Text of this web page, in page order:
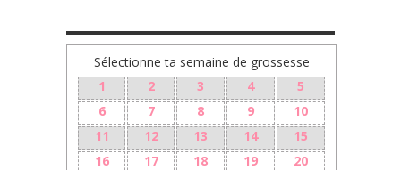
Sélectionne ta semaine de grossesse
1
2 3 4
5
6
7 8 9
10
11
12 13 14
15
16
17 18 19
20